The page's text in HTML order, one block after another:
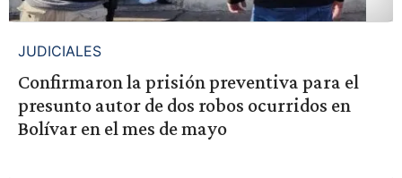
JUDICIALES
Confirmaron la prisión preventiva para el
presunto autor de dos robos ocurridos en
Bolívar en el mes de mayo